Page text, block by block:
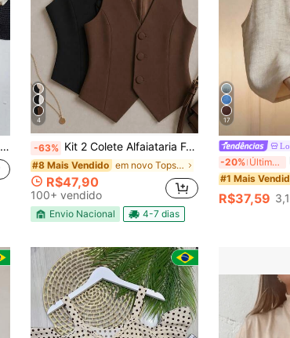
4
-63% Kit 2 Colete Alfaiataria Feminino Decote em V com Botões Forrados Casual e Elegante Tendencia Verão
#8 Mais Vendido em novo Tops Femininos
R$47,90
100+ vendido
Envio Nacional 4-7 dias
17
-20% Últimas 4 hrs
#1 Mais
R$37,59